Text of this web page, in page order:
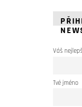
Váš
Tvé jméno